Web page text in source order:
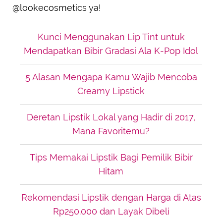
@lookecosmetics ya!
Kunci Menggunakan Lip Tint untuk
Mendapatkan Bibir Gradasi Ala K-Pop Idol
5 Alasan Mengapa Kamu Wajib Mencoba
Creamy Lipstick
Deretan Lipstik Lokal yang Hadir di 2017,
Mana Favoritemu?
Tips Memakai Lipstik Bagi Pemilik Bibir
Hitam
Rekomendasi Lipstik dengan Harga di Atas
Rp250.000 dan Layak Dibeli